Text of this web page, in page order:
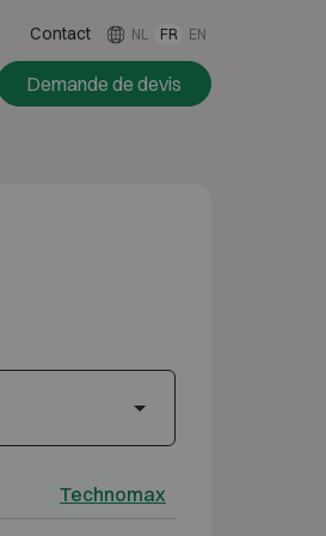
Contact NL FR EN
Demande de devis
Technomax